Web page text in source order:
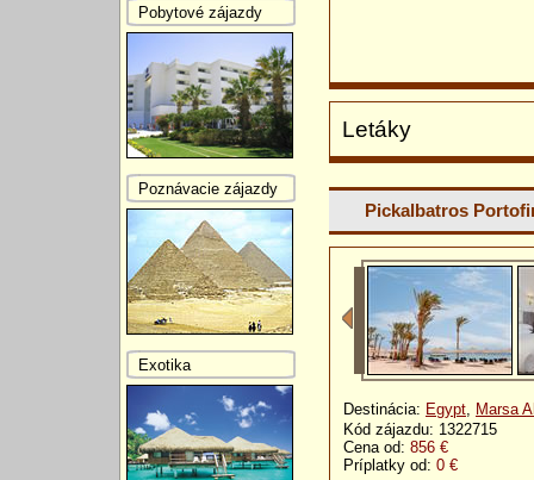
Letáky
Pickalbatros
Destinácia: Egypt, Marsa
Kód zájazdu: 1322715
Cena od: 856 €
Príplatky od: 0 €
Pobytové zájazdy
Poznávacie zájazdy
Exotika